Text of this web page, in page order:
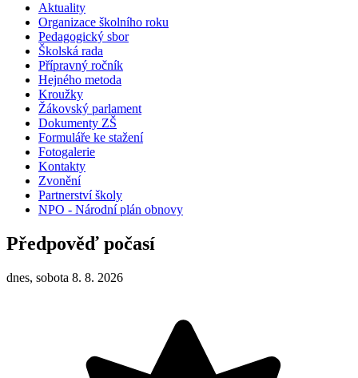
Aktuality
Organizace školního roku
Pedagogický sbor
Školská rada
Přípravný ročník
Hejného metoda
Kroužky
Žákovský parlament
Dokumenty ZŠ
Formuláře ke stažení
Fotogalerie
Kontakty
Zvonění
Partnerství školy
NPO - Národní plán obnovy
Předpověď počasí
dnes, sobota 8. 8. 2026